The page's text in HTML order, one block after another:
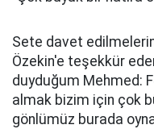
Sete davet
Özekin'e teşekkür
duyduğum Mehmed:
almak bizim için çok
gönlümüz burada